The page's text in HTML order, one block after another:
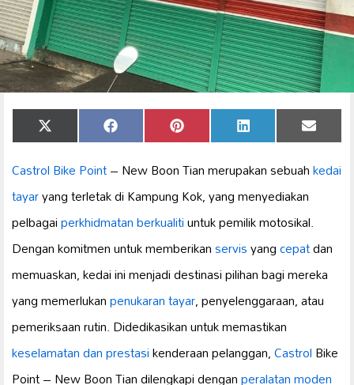
Share
on
X
(Twitter)
Share
on
Facebook Share
on
Pinterest Share
on
LinkedIn Share
on
Email
Castrol Bike Point– New Boon Tian merupakan sebuahkedai
tayaryang terletak di Kampung Kok, yang menyediakan
pelbagaiperkhidmatan berkualitiuntuk pemilik motosikal.
Dengan komitmen untuk memberikanservisyangcepatdan
memuaskan, kedai ini menjadi destinasi pilihan bagi mereka
yang memerlukanpenukaran tayar, penyelenggaraan, atau
pemeriksaan rutin. Didedikasikan untuk memastikan
keselamatan dan prestasikenderaan pelanggan,CastrolBike
Point – New Boon Tian dilengkapi denganperalatan moden